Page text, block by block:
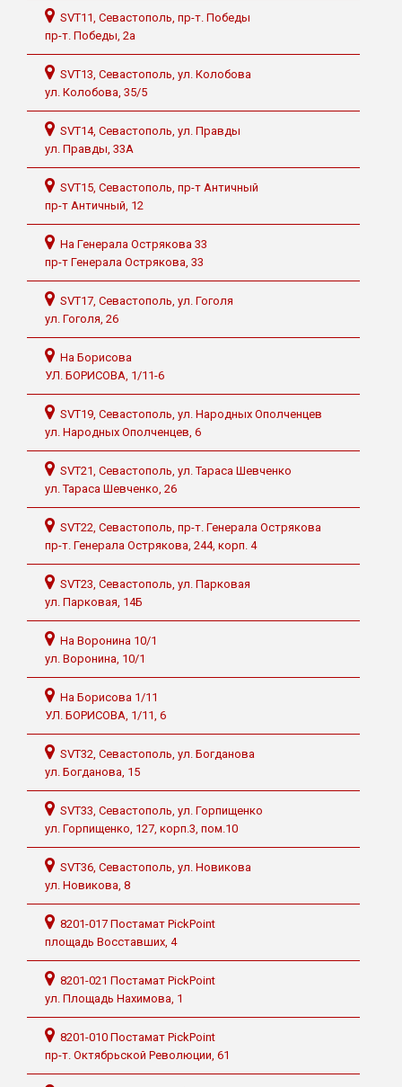
SVT11, Севастополь, пр-т. Победы
пр-т. Победы, 2а
SVT13, Севастополь, ул. Колобова
ул. Колобова, 35/5
SVT14, Севастополь, ул. Правды
ул. Правды, 33А
SVT15, Севастополь, пр-т Античный
пр-т Античный, 12
На Генерала Острякова 33
пр-т Генерала Острякова, 33
SVT17, Севастополь, ул. Гоголя
ул. Гоголя, 26
На Борисова
УЛ. БОРИСОВА, 1/11-6
SVT19, Севастополь, ул. Народных Ополченцев
ул. Народных Ополченцев, 6
SVT21, Севастополь, ул. Тараса Шевченко
ул. Тараса Шевченко, 26
SVT22, Севастополь, пр-т. Генерала Острякова
пр-т. Генерала Острякова, 244, корп. 4
SVT23, Севастополь, ул. Парковая
ул. Парковая, 14Б
На Воронина 10/1
ул. Воронина, 10/1
На Борисова 1/11
УЛ. БОРИСОВА, 1/11, 6
SVT32, Севастополь, ул. Богданова
ул. Богданова, 15
SVT33, Севастополь, ул. Горпищенко
ул. Горпищенко, 127, корп.3, пом.10
SVT36, Севастополь, ул. Новикова
ул. Новикова, 8
8201-017 Постамат PickPoint
площадь Восставших, 4
8201-021 Постамат PickPoint
ул. Площадь Нахимова, 1
8201-010 Постамат PickPoint
пр-т. Октябрьской Революции, 61